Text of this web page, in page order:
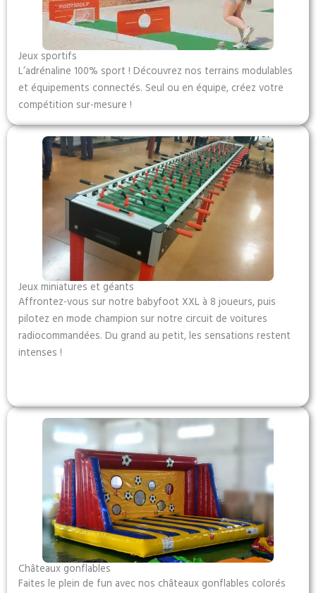
Jeux sportifs
L’adrénaline 100% sport ! Découvrez nos terrains modulables
et équipements connectés. Seul ou en équipe, créez votre
compétition sur-mesure !
Jeux miniatures et géants
Affrontez-vous sur notre babyfoot XXL à 8 joueurs, puis
pilotez en mode champion sur notre circuit de voitures
radiocommandées. Du grand au petit, les sensations restent
intenses !
Châteaux gonflables
Faites le plein de fun avec nos châteaux gonflables colorés